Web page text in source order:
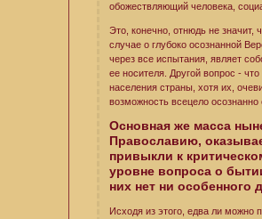
обожествляющий человека,
Это, конечно, отнюдь не значит,
случае о глубоко осознанной
через все испытания, являет
ее носителя. Другой вопрос -
населения страны, хотя их,
возможность всецело осознанно
Основная же масса
Православию,
привыкли к
уровне вопроса о
них нет ни особенного
Исходя из этого, едва ли можно